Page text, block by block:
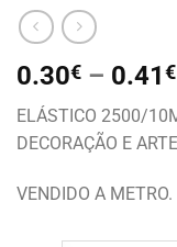
0.30€ – 0.41€
ELÁSTICO 2500/
DECORAÇÃO E
VENDIDO A METRO.